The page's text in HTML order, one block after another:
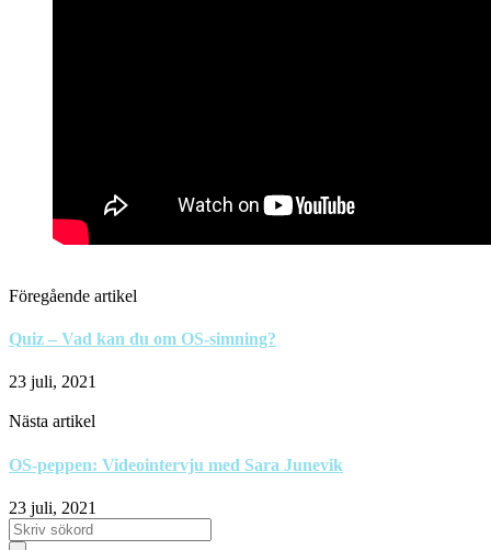
Föregående artikel
Quiz – Vad kan du om OS-simning?
23 juli, 2021
Nästa artikel
OS-peppen: Videointervju med Sara Junevik
23 juli, 2021